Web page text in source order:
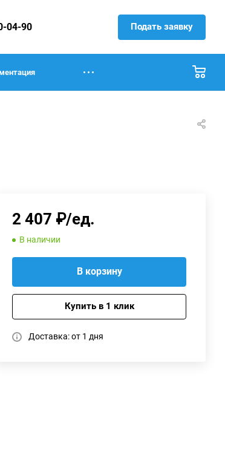
04-90 Подать заявку
2 407 ₽/ед.
В наличии
В корзину
Купить в 1 клик
Доставка: от 1 дня